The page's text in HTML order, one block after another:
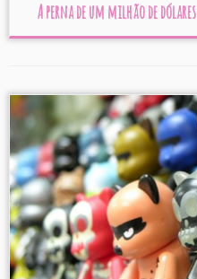
A perna de um milhão de dólares